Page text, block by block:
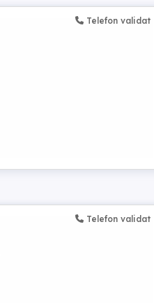
Telefon validat
Telefon validat